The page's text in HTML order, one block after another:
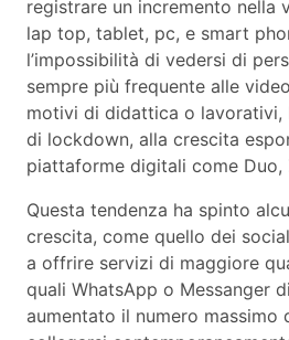
registrare un incremento nella
lap top, tablet, pc, e smart
l’impossibilità di vedersi di
sempre più frequente alle
motivi di didattica o lavorativi,
di lockdown, alla crescita
piattaforme digitali come Duo,
Questa tendenza ha spinto
crescita, come quello dei
a offrire servizi di maggiore
quali WhatsApp o Messanger
aumentato il numero massimo